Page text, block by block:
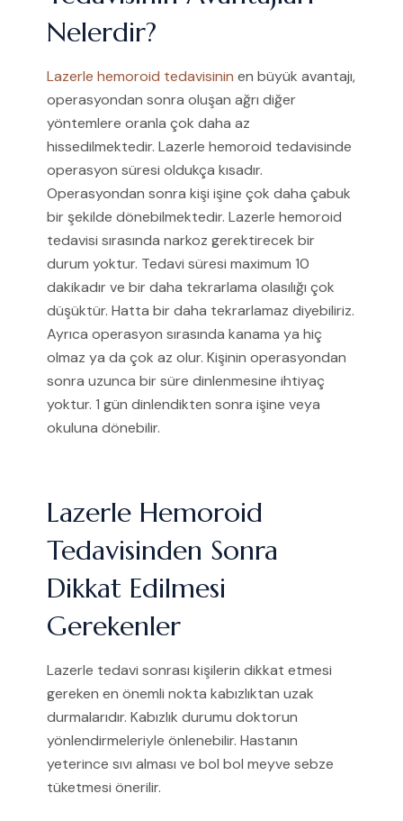
Nelerdir?
Lazerle hemoroid tedavisinin en büyük avantajı,
operasyondan sonra oluşan ağrı diğer
yöntemlere oranla çok daha az
hissedilmektedir. Lazerle hemoroid tedavisinde
operasyon süresi oldukça kısadır.
Operasyondan sonra kişi işine çok daha çabuk
bir şekilde dönebilmektedir. Lazerle hemoroid
tedavisi sırasında narkoz gerektirecek bir
durum yoktur. Tedavi süresi maximum 10
dakikadır ve bir daha tekrarlama olasılığı çok
düşüktür. Hatta bir daha tekrarlamaz diyebiliriz.
Ayrıca operasyon sırasında kanama ya hiç
olmaz ya da çok az olur. Kişinin operasyondan
sonra uzunca bir süre dinlenmesine ihtiyaç
yoktur. 1 gün dinlendikten sonra işine veya
okuluna dönebilir.
Lazerle Hemoroid
Tedavisinden Sonra
Dikkat Edilmesi
Gerekenler
Lazerle tedavi sonrası kişilerin dikkat etmesi
gereken en önemli nokta kabızlıktan uzak
durmalarıdır. Kabızlık durumu doktorun
yönlendirmeleriyle önlenebilir. Hastanın
yeterince sıvı alması ve bol bol meyve sebze
tüketmesi önerilir.